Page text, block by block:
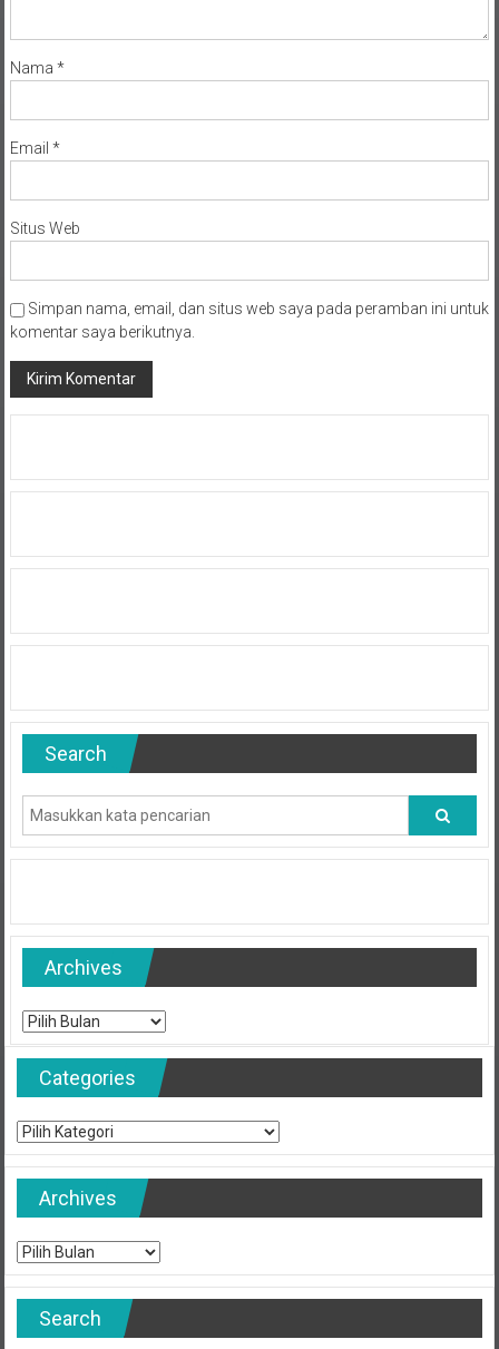
Nama *
Email *
Situs Web
Simpan nama, email, dan situs web saya pada peramban ini untuk
komentar saya berikutnya.
Search
Archives
Archives
Categories
Categories
Archives
Archives
Search